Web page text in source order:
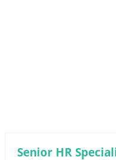
Senior HR